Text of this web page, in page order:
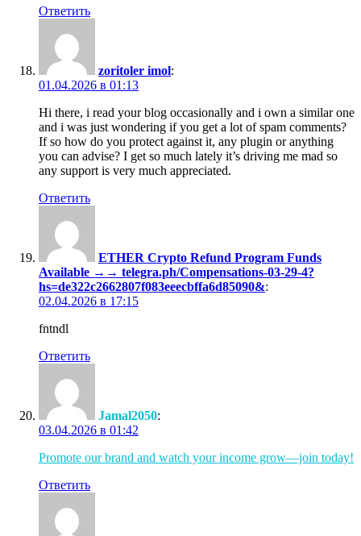
Ответить
zoritoler imol:
01.04.2026 в 01:13
Hi there, i read your blog occasionally and i own a similar one
and i was just wondering if you get a lot of spam comments?
If so how do you protect against it, any plugin or anything
you can advise? I get so much lately it’s driving me mad so
any support is very much appreciated.
Ответить
ETHER Crypto Refund Program Funds
Available →→ telegra.ph/Compensations-03-29-4?
hs=de322c2662807f083eeecbffa6d85090&:
02.04.2026 в 17:15
fntndl
Ответить
Jamal2050:
03.04.2026 в 01:42
Promote our brand and watch your income grow—join today!
Ответить